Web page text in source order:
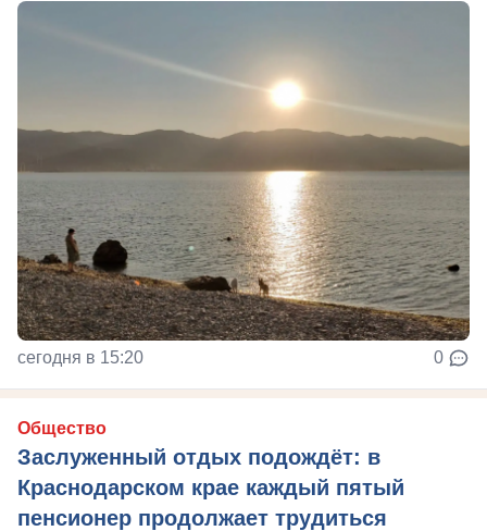
сегодня в 15:20 0
Общество
Заслуженный отдых подождёт: в
Краснодарском крае каждый пятый
пенсионер продолжает трудиться